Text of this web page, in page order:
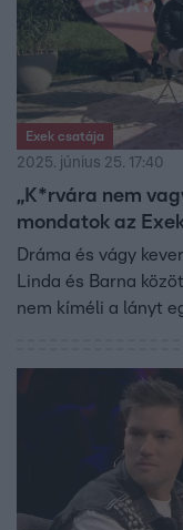
Exek csatája
2025. június 25. 17:40
„K*rvára nem
mondatok az
Dráma és vágy
Linda és Barna
nem kíméli a lányt